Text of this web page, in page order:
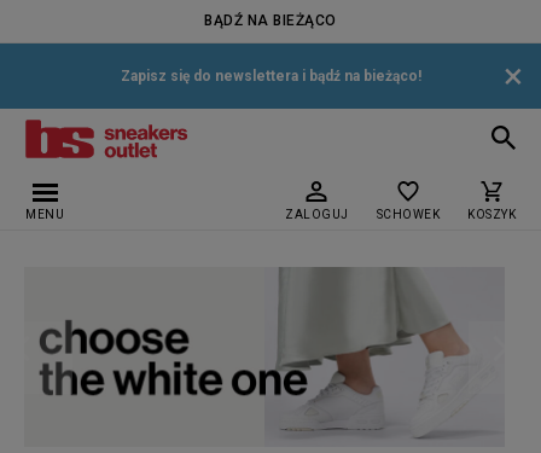
BĄDŹ NA BIEŻĄCO
Zapisz się do newslettera i bądź na bieżąco! ×
MENU ZALOGUJ SCHOWEK KOSZYK